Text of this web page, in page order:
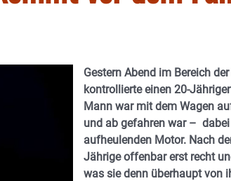
Gestern Abend im Bereich
kontrollierte einen 20-
Mann war mit dem Wagen
und ab gefahren war –
aufheulenden Motor. Nach
Jährige offenbar erst recht
was sie denn überhaupt von